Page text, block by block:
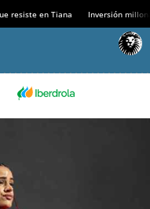
resiste en Tiana Inversión